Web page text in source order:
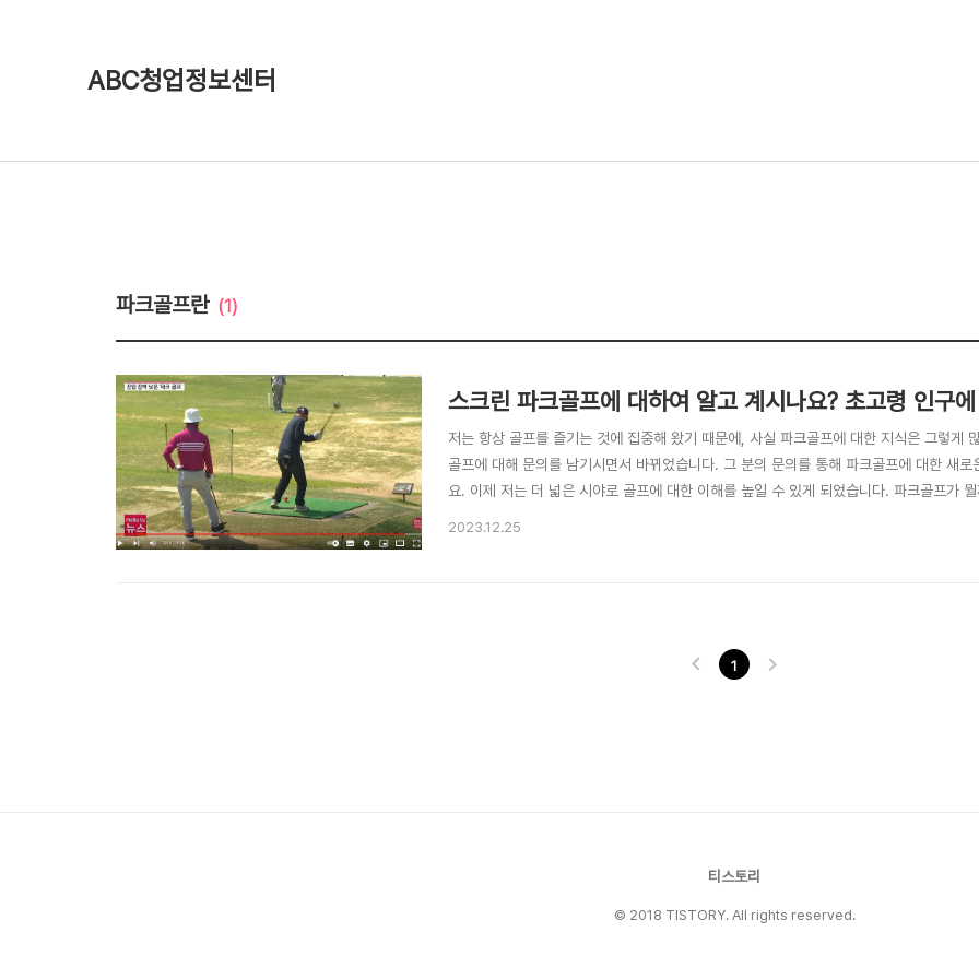
ABC청업정보센터
파크골프란 (1)
스크린 파크골프에 대하여 알고 계시나요? 초고령 인구
저는 항상 골프를 즐기는 것에 집중해 왔기 때문에, 사실 파크골프에 대한 지식은 그렇게
골프에 대해 문의를 남기시면서 바뀌었습니다. 그 분의 문의를 통해 파크골프에 대한 새
요. 이제 저는 더 넓은 시야로 골프에 대한 이해를 높일 수 있게 되었습니다. 파크골프가
2023.12.25
1
티스토리
© 2018 TISTORY. All rights reserved.